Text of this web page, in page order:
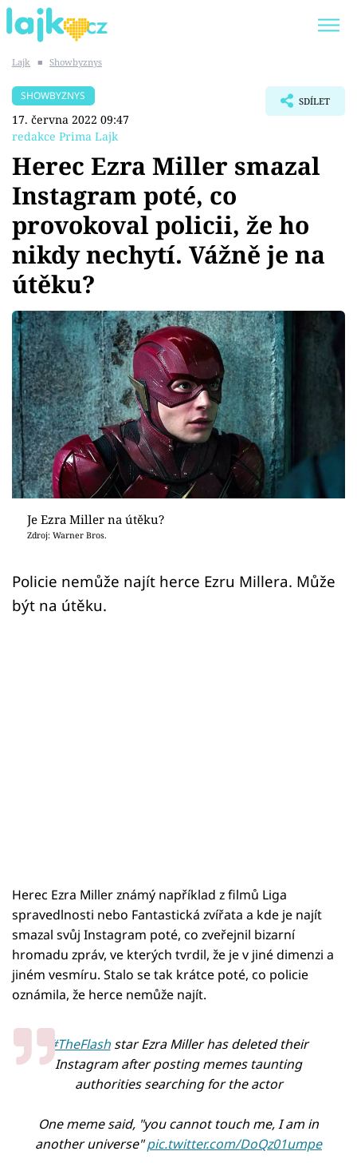
SHOPAHOLICADEL
Témata
Showbyznys
Youtubeři
Virály
Sex a vztahy
Videa
Sledujte prima+
Přihlášení
Lajk ■ Showbyznys
SHOWBYZNYS
17. června 2022 09:47
redakce Prima Lajk
SDÍLET
Herec Ezra Miller smazal
Instagram poté, co
provokoval policii, že ho
nikdy nechytí. Vážně je na
útěku?
Je Ezra Miller na útěku?
Zdroj: Warner Bros.
Policie nemůže najít herce Ezru Millera. Může
být na útěku.
Herec Ezra Miller známý například z filmů Liga
spravedlnosti nebo Fantastická zvířata a kde je najít
smazal svůj Instagram poté, co zveřejnil bizarní
hromadu zpráv, ve kterých tvrdil, že je v jiné dimenzi a
jiném vesmíru. Stalo se tak krátce poté, co policie
oznámila, že herce nemůže najít.
#TheFlashstar Ezra Miller has deleted their
Instagram after posting memes taunting
authorities searching for the actor
One meme said, "you cannot touch me, I am in
another universe"pic.twitter.com/DoQz01umpe